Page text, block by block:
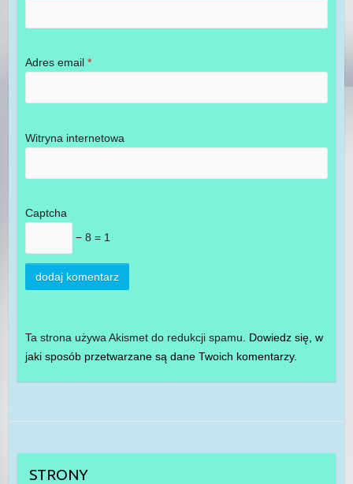
Adres email *
Witryna internetowa
Captcha
− 8 = 1
Ta strona używa Akismet do redukcji spamu. Dowiedz się, w
jaki sposób przetwarzane są dane Twoich komentarzy.
STRONY